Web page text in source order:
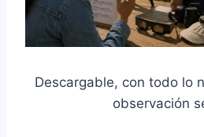
Descargable, con todo lo
observación